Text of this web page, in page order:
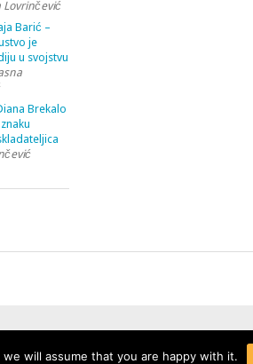
Lovrinčević
Barić –
je
u svojstvu
Brekalo
will assume that you are happy with it.